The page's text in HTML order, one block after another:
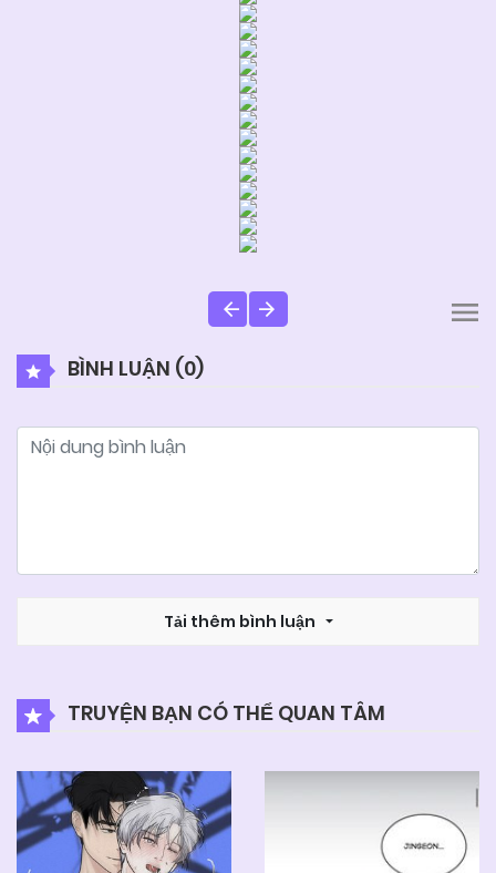
BÌNH LUẬN (0)
Tải thêm bình luận
TRUYỆN BẠN CÓ THỂ QUAN TÂM